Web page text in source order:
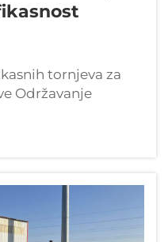
tornjeva za
Održavanje
za
je zaista važno za
i sigurnosti naših
čine više stvari od
električne